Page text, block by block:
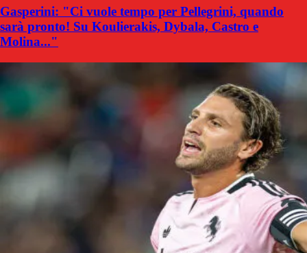
Gasperini: "Ci vuole tempo per Pellegrini, quando
sarà pronto! Su Koulierakis, Dybala, Castro e
Molina..."